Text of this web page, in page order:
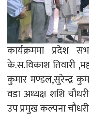
कार्यक्रममा प्रदेश
के.स.विकाश तिवारी
कुमार मण्डल,सुरेन्द्र
वडा अध्यक्ष शशि
उप प्रमुख कल्पना